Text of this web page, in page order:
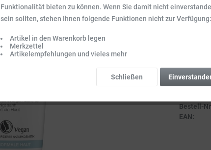
Inhalt:0.1 l
Preise inkl.
Sofort
Bestell-
EAN:
Funktionalität bieten zu können. Wenn Sie damit nicht
sein sollten, stehen Ihnen folgende Funktionen nicht zur Verfügung:
Artikel in den Warenkorb legen
Merkzettel
Artikelempfehlungen und vieles mehr
Schließen